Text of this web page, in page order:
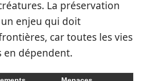
La préservation
enjeu qui doit
car toutes les vies
en dépendent.